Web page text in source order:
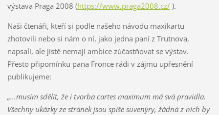
výstava Praga 2008 (https://www.praga2008.cz/).
Naši čtenáři, kteří si podle našeho návodu maxikartu
zhotovili nebo si nám o ní, jako jedna paní z Trutnova,
napsali, ale jistě nemají ambice zúčastňovat se výstav.
Přesto připomínku pana Fronce rádi v zájmu upřesnění
publikujeme:
„...musím sdělit, že i tvorba cartes maximum má svá pravidla.
Všechny ukázky ze stránek jsou spíše suvenýry, žádná z nich by